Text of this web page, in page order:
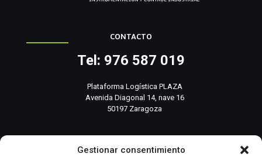
Gestionar consentimiento
CONTACTO
Tel: 976 587 019
Plataforma Logística PLAZA
Avenida Diagonal 14, nave 16
50197 Zaragoza